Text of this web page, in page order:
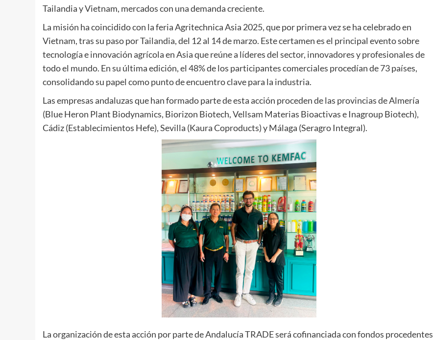
Tailandia y Vietnam, mercados con una demanda creciente.
La misión ha coincidido con la feria Agritechnica Asia 2025, que por primera vez se ha celebrado en
Vietnam, tras su paso por Tailandia, del 12 al 14 de marzo. Este certamen es el principal evento sobre
tecnología e innovación agrícola en Asia que reúne a líderes del sector, innovadores y profesionales de
todo el mundo. En su última edición, el 48% de los participantes comerciales procedían de 73 países,
consolidando su papel como punto de encuentro clave para la industria.
Las empresas andaluzas que han formado parte de esta acción proceden de las provincias de Almería
(Blue Heron Plant Biodynamics, Biorizon Biotech, Vellsam Materias Bioactivas e Inagroup Biotech),
Cádiz (Establecimientos Hefe), Sevilla (Kaura Coproducts) y Málaga (Seragro Integral).
La organización de esta acción por parte de Andalucía TRADE será cofinanciada con fondos procedentes